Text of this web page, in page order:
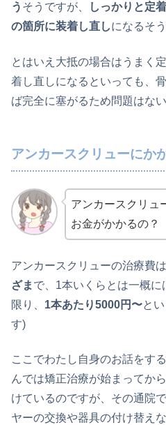
う そうですが、
しっかりと定
の箇所に装着し直しになるそ
とはいえ大抵の場合はうまく
着し直しになるといっても、
ば完全に塞がるため問題はな
アンカースクリューにか
アンカースクリュ
お金がかかるの？
アンカースクリューの治療費は
ざま で、1本いくらとは一概
限り、 1本あたり5000円〜と
す)
ここでわたし自身のお話をす
んでは矯正治療が始まってか
けているのですが、その通院
ヤーの交換や器具の付け替え